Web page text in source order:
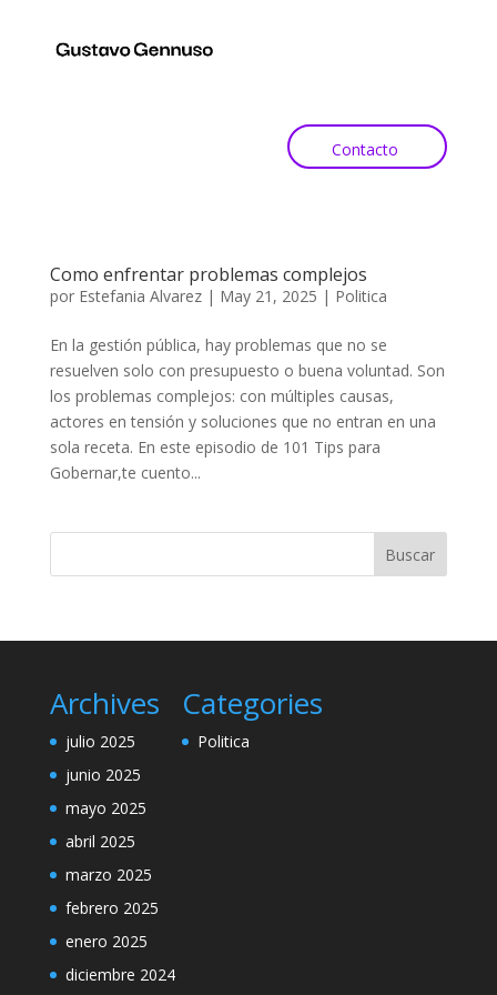
Contacto
Como enfrentar problemas complejos
por Estefania Alvarez| May 21, 2025 | Politica
En la gestión pública, hay problemas que no se
resuelven solo con presupuesto o buena voluntad. Son
los problemas complejos: con múltiples causas,
actores en tensión y soluciones que no entran en una
sola receta. En este episodio de 101 Tips para
Gobernar,te cuento...
Archives
julio 2025
junio 2025
mayo 2025
abril 2025
marzo 2025
febrero 2025
enero 2025
diciembre 2024
Categories
Politica